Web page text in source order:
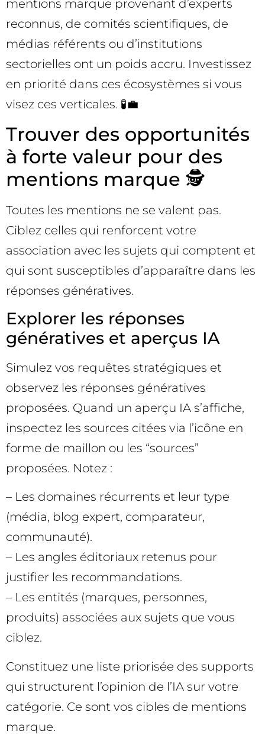
mentions marque provenant d’experts
reconnus, de comités scientifiques, de
médias référents ou d’institutions
sectorielles ont un poids accru. Investissez
en priorité dans ces écosystèmes si vous
visez ces verticales. 🧪💼
Trouver des opportunités
à forte valeur pour des
mentions marque 🕵️
Toutes les mentions ne se valent pas.
Ciblez celles qui renforcent votre
association avec les sujets qui comptent et
qui sont susceptibles d’apparaître dans les
réponses génératives.
Explorer les réponses
génératives et aperçus IA
Simulez vos requêtes stratégiques et
observez les réponses génératives
proposées. Quand un aperçu IA s’affiche,
inspectez les sources citées via l’icône en
forme de maillon ou les “sources”
proposées. Notez :
– Les domaines récurrents et leur type
(média, blog expert, comparateur,
communauté).
– Les angles éditoriaux retenus pour
justifier les recommandations.
– Les entités (marques, personnes,
produits) associées aux sujets que vous
ciblez.
Constituez une liste priorisée des supports
qui structurent l’opinion de l’IA sur votre
catégorie. Ce sont vos cibles de mentions
marque.